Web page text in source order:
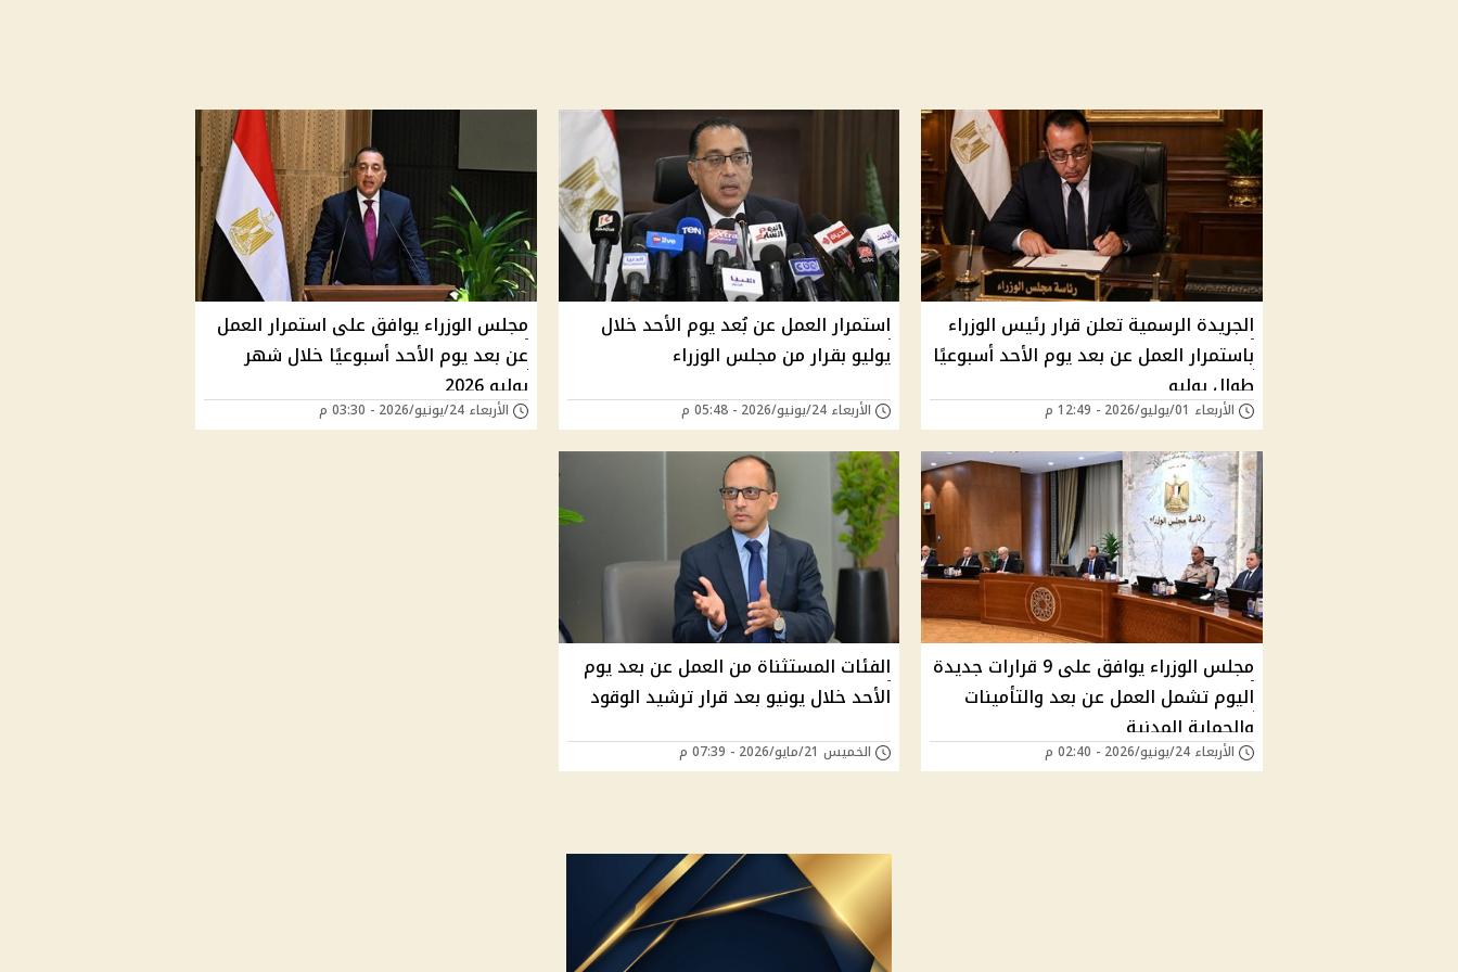
الجريدة الرسمية تعلن قرار رئيس الوزراء
باستمرار العمل عن بعد يوم الأحد أسبوعيًا
طوال يوليو
الأربعاء 01/يوليو/2026 - 12:49 م
استمرار العمل عن بُعد يوم الأحد خلال
يوليو بقرار من مجلس الوزراء
الأربعاء 24/يونيو/2026 - 05:48 م
مجلس الوزراء يوافق على استمرار العمل
عن بعد يوم الأحد أسبوعيًا خلال شهر
يوليو 2026
الأربعاء 24/يونيو/2026 - 03:30 م
مجلس الوزراء يوافق على 9 قرارات جديدة
اليوم تشمل العمل عن بعد والتأمينات
والحماية المدنية
الأربعاء 24/يونيو/2026 - 02:40 م
الفئات المستثناة من العمل عن بعد يوم
الأحد خلال يونيو بعد قرار ترشيد الوقود
الخميس 21/مايو/2026 - 07:39 م